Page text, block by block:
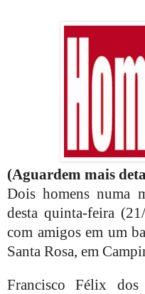
(Aguardem mais
Dois homens numa
desta quinta-feira
com amigos em um
Santa Rosa, em
Francisco Félix